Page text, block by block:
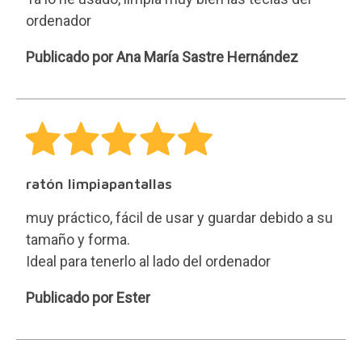
ordenador
Ana
Sastre
Hernández
Publicado por Ana María Sastre Hernández
ratón limpiapantallas
muy práctico, fácil de usar y guardar debido a su
tamaño y forma.
Ideal para tenerlo al lado del ordenador
Ester
Publicado por Ester